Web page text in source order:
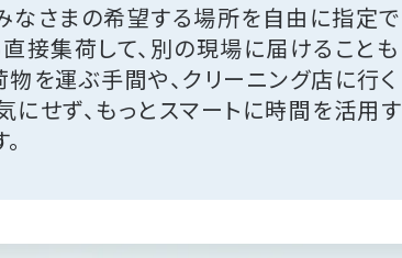
なさまの希望する場所を自由に指定で
直接集荷して、別の現場に届けることも
物を運ぶ手間や、クリーニング店に行く
にせず、もっとスマートに時間を活用す